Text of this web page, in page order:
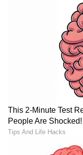
ಬೆಳೆಯುತ್ತದೆ.
ನಿಮ್ಮ ಆರೋಗ್ಯಕ್ಕೆ
ಮತ್ತು